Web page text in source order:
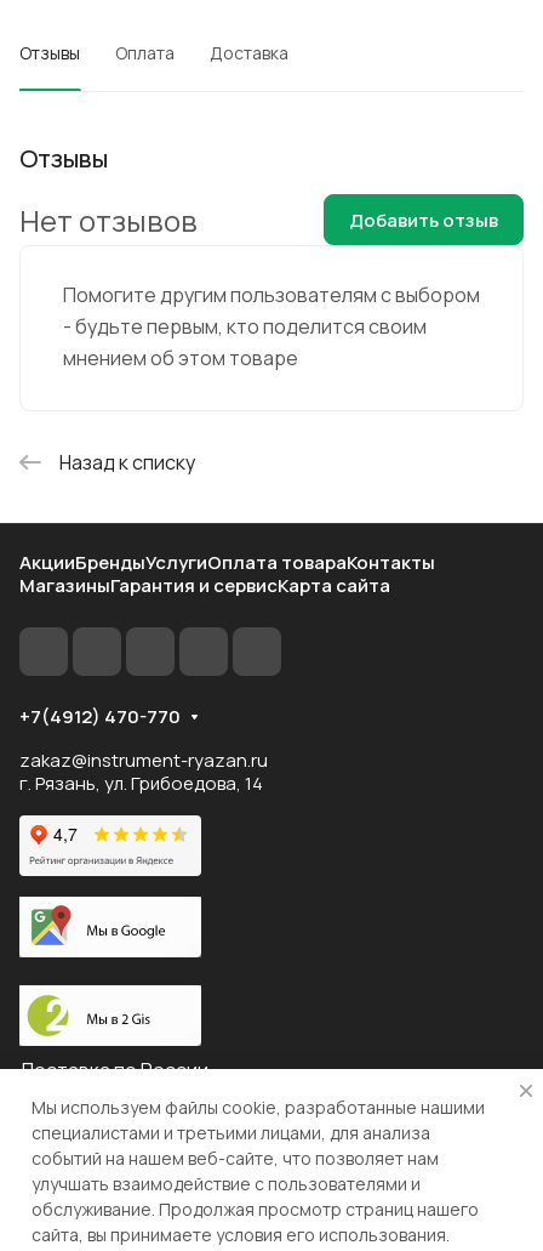
Отзывы Оплата Доставка
Отзывы
Помогите другим пользователям с выбором
- будьте первым, кто поделится своим
мнением об этом товаре
Нет отзывов Добавить отзыв
Назад к списку
АкцииБрендыУслугиОплата товараКонтакты
МагазиныГарантия и сервисКарта сайта
+7(4912) 470-770
zakaz@instrument-ryazan.ru
г. Рязань, ул. Грибоедова, 14
Доставка по России
© 2026 "ЛЕВША"
Конфиденциальность Оферта
Мы используем файлы cookie, разработанные нашими
специалистами и третьими лицами, для анализа
событий на нашем веб-сайте, что позволяет нам
улучшать взаимодействие с пользователями и
обслуживание. Продолжая просмотр страниц нашего
сайта, вы принимаете условия его использования.